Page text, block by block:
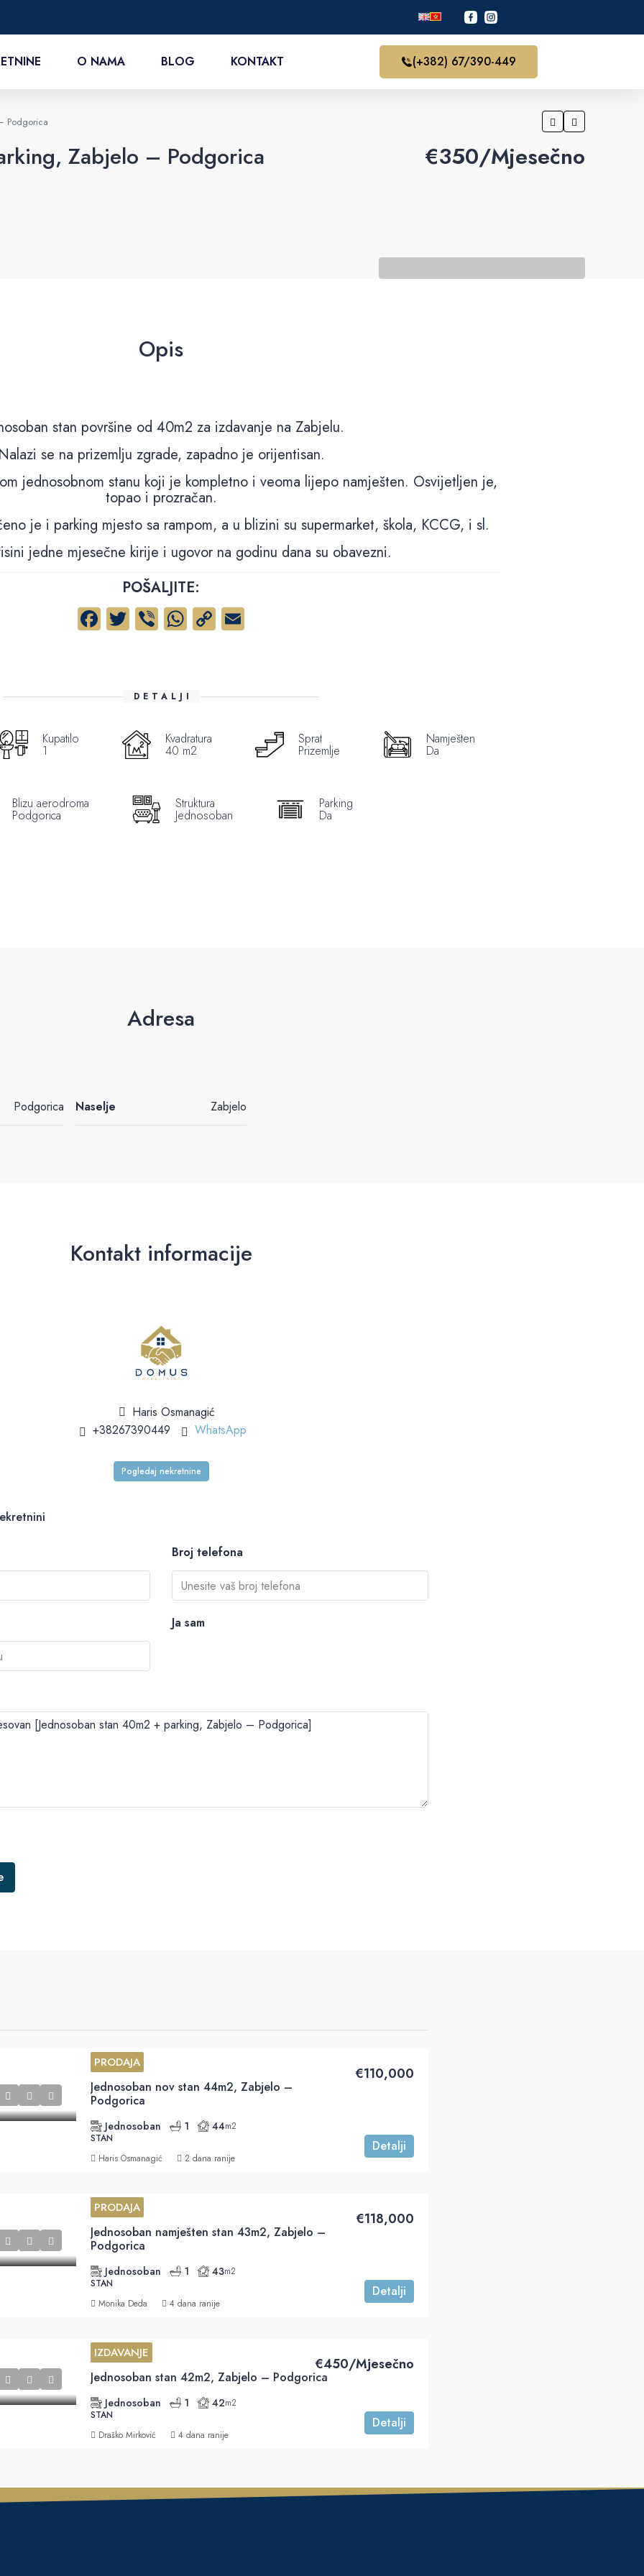
O NAMA BLOG KONTAKT (+382) 67/390-449
Podgorica
Zabjelo – Podgorica €‎350/Mjesečno
Opis
stan površine od 40m2 za izdavanje na Zabjelu.
se na prizemlju zgrade, zapadno je orijentisan.
jednosobnom stanu koji je kompletno i veoma lijepo namješten. Osvijetljen je,
topao i prozračan.
je i parking mjesto sa rampom, a u blizini su supermarket, škola, KCCG, i sl.
jedne mjesečne kirije i ugovor na godinu dana su obavezni.
POŠALJITE:
Facebook
Twitter
ViberWhatsApp
Copy
Link
DETALJI
Kupatilo
1
Kvadratura
40 m2
Sprat
Prizemlje
Namješten
Da
Blizu aerodroma
Podgorica
Struktura
Jednosoban
Parking
Da
Adresa
Podgorica Naselje Zabjelo
Kontakt informacije
Haris Osmanagić
+38267390449
WhatsApp
Pogledaj nekretnine
Broj telefona
Ja sam
PRODAJA
Jednosoban nov stan 44m2, Zabjelo –
Podgorica
€‎110,000
Jednosoban 1 44m2
STAN
Detalji
Haris Osmanagić 2 dana ranije
PRODAJA
Jednosoban namješten stan 43m2, Zabjelo –
Podgorica
€‎118,000
Jednosoban 1 43m2
STAN
Detalji
Monika Deda 4 dana ranije
IZDAVANJE
Jednosoban stan 42m2, Zabjelo – Podgorica
€‎450/Mjesečno
Jednosoban 1 42m2
STAN
Detalji
Draško Mirković 4 dana ranije